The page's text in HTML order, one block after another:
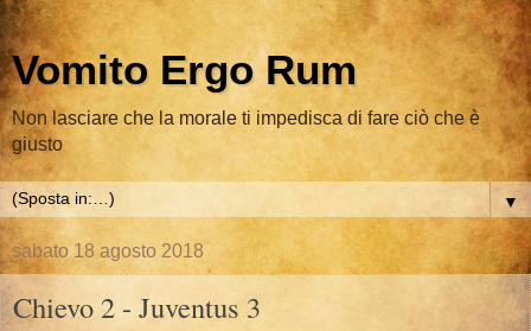
Vomito Ergo Rum
Non lasciare che la morale ti impedisca di fare ciò che è
giusto
▼
sabato 18 agosto 2018
Chievo 2 - Juventus 3